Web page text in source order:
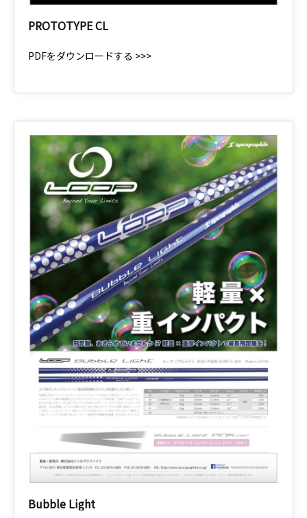
PROTOTYPE CL
PDFをダウンロードする >>>
Bubble Light